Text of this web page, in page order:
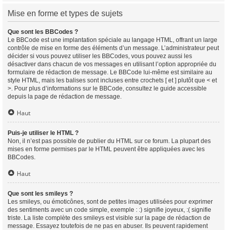
Mise en forme et types de sujets
Que sont les BBCodes ?
Le BBCode est une implantation spéciale au langage HTML, offrant un large
contrôle de mise en forme des éléments d’un message. L’administrateur peut
décider si vous pouvez utiliser les BBCodes, vous pouvez aussi les
désactiver dans chacun de vos messages en utilisant l’option appropriée du
formulaire de rédaction de message. Le BBCode lui-même est similaire au
style HTML, mais les balises sont incluses entre crochets [ et ] plutôt que < et
>. Pour plus d’informations sur le BBCode, consultez le guide accessible
depuis la page de rédaction de message.
Haut
Puis-je utiliser le HTML ?
Non, il n’est pas possible de publier du HTML sur ce forum. La plupart des
mises en forme permises par le HTML peuvent être appliquées avec les
BBCodes.
Haut
Que sont les smileys ?
Les smileys, ou émoticônes, sont de petites images utilisées pour exprimer
des sentiments avec un code simple, exemple : :) signifie joyeux, :( signifie
triste. La liste complète des smileys est visible sur la page de rédaction de
message. Essayez toutefois de ne pas en abuser. Ils peuvent rapidement